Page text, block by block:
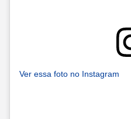
Ver essa foto no Instagram